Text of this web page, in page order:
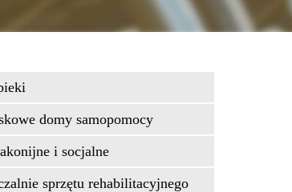
domy samopomocy
i socjalne
sprzętu rehabilitacyjnego